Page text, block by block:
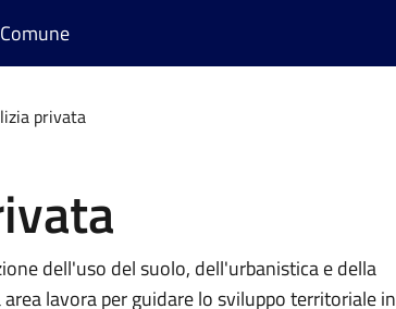
privata
dell'uso del suolo, dell'urbanistica e della
lavora per guidare lo sviluppo territoriale in